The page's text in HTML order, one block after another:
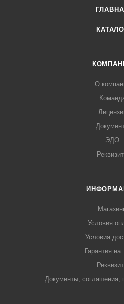
О
ЭДО
Условия
Условия
Гарантия на
Документы, соглашения,